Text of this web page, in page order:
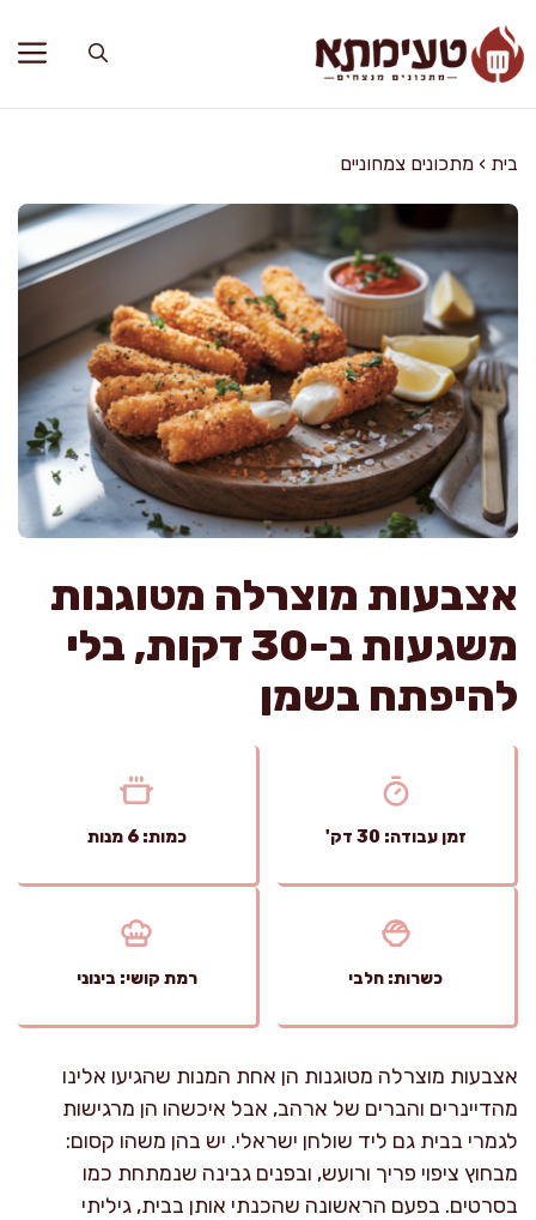
לתוכן
בית › מתכונים צמחוניים
אצבעות מוצרלה מטוגנות
משגעות ב-30 דקות, בלי
להיפתח בשמן
זמן עבודה: 30 דק' כמות: 6 מנות
כשרות: חלבי רמת קושי: בינוני
אצבעות מוצרלה מטוגנות הן אחת המנות שהגיעו אלינו
מהדיינרים והברים של ארהב, אבל איכשהו הן מרגישות
לגמרי בבית גם ליד שולחן ישראלי. יש בהן משהו קסום:
מבחוץ ציפוי פריך ורועש, ובפנים גבינה שנמתחת כמו
בסרטים. בפעם הראשונה שהכנתי אותן בבית, גיליתי